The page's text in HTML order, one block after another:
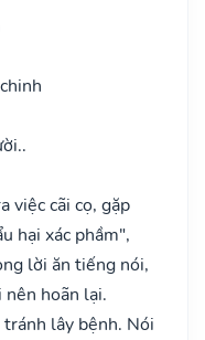
việc cãi cọ, gặp
hại xác phầm",
lời ăn tiếng nói,
hoãn lại.
lây bệnh. Nói